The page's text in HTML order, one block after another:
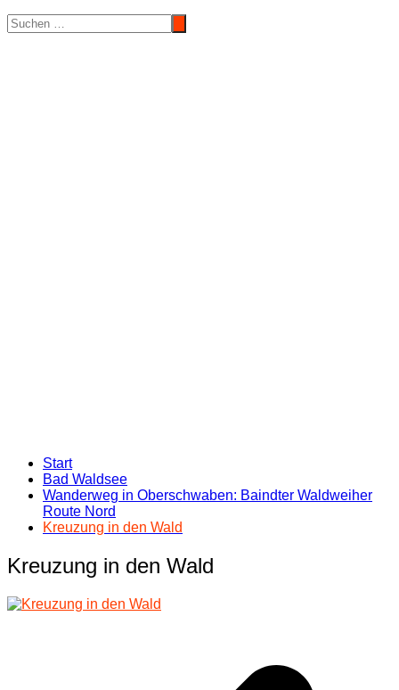
Start
Bad Waldsee
Wanderweg in Oberschwaben: Baindter Waldweiher
Route Nord
Kreuzung in den Wald
Kreuzung in den Wald